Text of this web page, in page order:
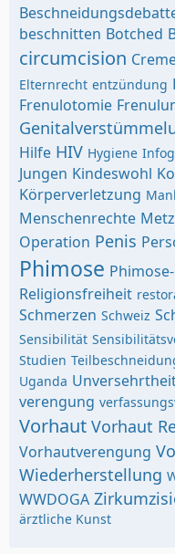
beschnitten Botched
circumcision
Elternrecht entzündung
Frenulotomie
Hilfe HIV Hygiene
Jungen Kindeswohl
Körperverletzung
Menschenrechte
Operation Penis
Phimose
Religionsfreiheit
Schmerzen Schweiz
Sensibilität
Studien
Uganda
verengung
Vorhaut Vorhaut
Vorhautverengung
Wiederherstellung
WWDOGA
ärztliche Kunst